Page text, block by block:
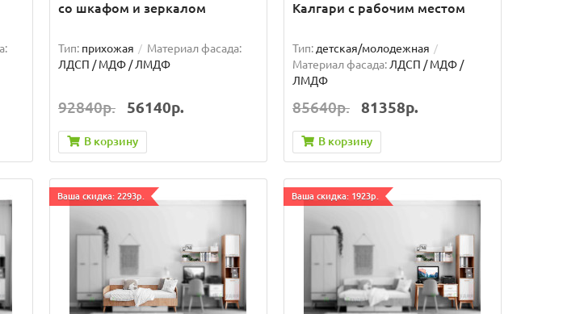
со шкафом и зеркалом
Тип: прихожая
Материал фасада:
ЛДСП / МДФ / ЛМДФ
92840р. 56140р.
В корзину
Калгари с рабочим местом
Тип: детская/молодежная
Материал фасада: ЛДСП / МДФ /
ЛМДФ
85640р. 81358р.
В корзину
Ваша скидка: 2293р. Ваша скидка: 1923р.